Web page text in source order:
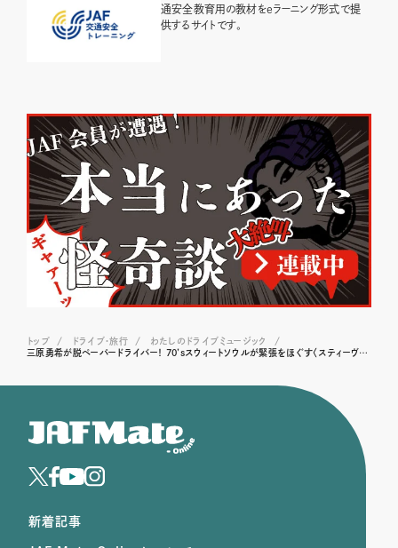
通安全教育用の教材をeラーニング形式で提
供するサイトです。
トップ ドライブ･旅行
わたしのドライブミュージック
三原勇希が脱ペーパードライバー！ 70’sスウィートソウルが緊張をほぐす〈スティーヴィー・ワンダー／Knocks Me Off My Feet〉
新着記事